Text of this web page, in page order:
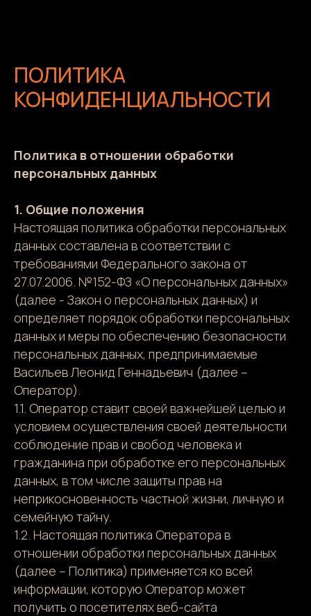
ПОЛИТИКА
КОНФИДЕНЦИАЛЬНОСТИ
Политика в отношении обработки
персональных данных
1. Общие положения
Настоящая политика обработки персональных
данных составлена в соответствии с
требованиями Федерального закона от
27.07.2006. №152-ФЗ «О персональных данных»
(далее - Закон о персональных данных) и
определяет порядок обработки персональных
данных и меры по обеспечению безопасности
персональных данных, предпринимаемые
Васильев Леонид Геннадьевич (далее –
Оператор).
1.1. Оператор ставит своей важнейшей целью и
условием осуществления своей деятельности
соблюдение прав и свобод человека и
гражданина при обработке его персональных
данных, в том числе защиты прав на
неприкосновенность частной жизни, личную и
семейную тайну.
1.2. Настоящая политика Оператора в
отношении обработки персональных данных
(далее – Политика) применяется ко всей
информации, которую Оператор может
получить о посетителях веб-сайта